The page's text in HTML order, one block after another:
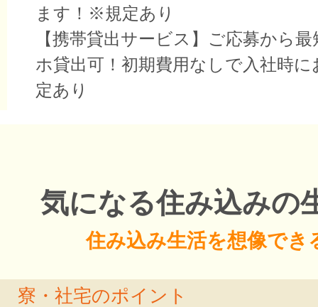
ます！※規定あり
【携帯貸出サービス】ご応募から
ホ貸出可！初期費用なしで入社時
定あり
気になる住み込みの
住み込み生活を想像でき
寮・社宅のポイント